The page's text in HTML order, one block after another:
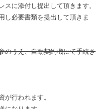
に添付し提出して頂きます。
し必要書類を提出して頂きま
のうえ、自動契約機にて手続き
行われます。